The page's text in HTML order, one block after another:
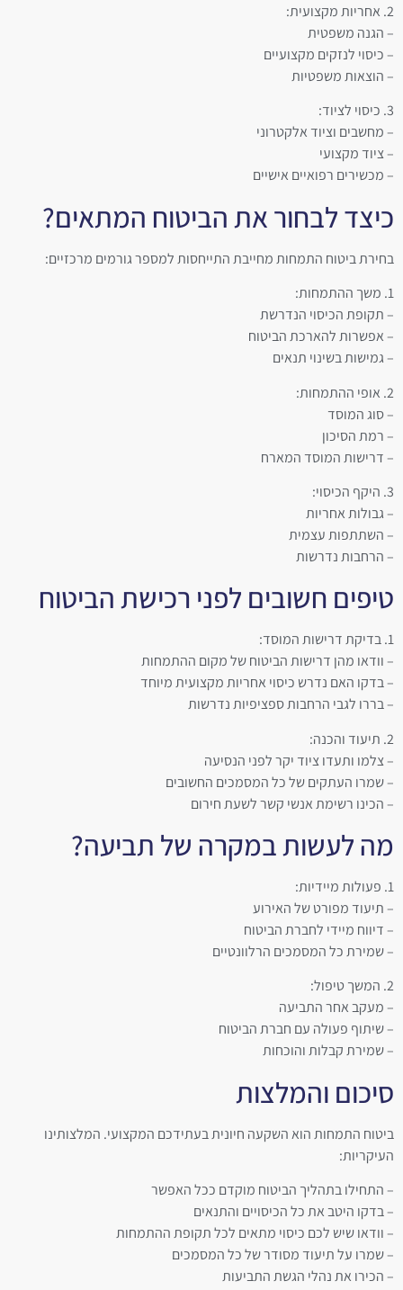
2. אחריות מקצועית:
– הגנה משפטית
– כיסוי לנזקים מקצועיים
– הוצאות משפטיות
3. כיסוי לציוד:
– מחשבים וציוד אלקטרוני
– ציוד מקצועי
– מכשירים רפואיים אישיים
כיצד לבחור את הביטוח המתאים?
בחירת ביטוח התמחות מחייבת התייחסות למספר גורמים מרכזיים:
1. משך ההתמחות:
– תקופת הכיסוי הנדרשת
– אפשרות להארכת הביטוח
– גמישות בשינוי תנאים
2. אופי ההתמחות:
– סוג המוסד
– רמת הסיכון
– דרישות המוסד המארח
3. היקף הכיסוי:
– גבולות אחריות
– השתתפות עצמית
– הרחבות נדרשות
טיפים חשובים לפני רכישת הביטוח
1. בדיקת דרישות המוסד:
– וודאו מהן דרישות הביטוח של מקום ההתמחות
– בדקו האם נדרש כיסוי אחריות מקצועית מיוחד
– בררו לגבי הרחבות ספציפיות נדרשות
2. תיעוד והכנה:
– צלמו ותעדו ציוד יקר לפני הנסיעה
– שמרו העתקים של כל המסמכים החשובים
– הכינו רשימת אנשי קשר לשעת חירום
מה לעשות במקרה של תביעה?
1. פעולות מיידיות:
– תיעוד מפורט של האירוע
– דיווח מיידי לחברת הביטוח
– שמירת כל המסמכים הרלוונטיים
2. המשך טיפול:
– מעקב אחר התביעה
– שיתוף פעולה עם חברת הביטוח
– שמירת קבלות והוכחות
סיכום והמלצות
ביטוח התמחות הוא השקעה חיונית בעתידכם המקצועי. המלצותינו
העיקריות:
– התחילו בתהליך הביטוח מוקדם ככל האפשר
– בדקו היטב את כל הכיסויים והתנאים
– וודאו שיש לכם כיסוי מתאים לכל תקופת ההתמחות
– שמרו על תיעוד מסודר של כל המסמכים
– הכירו את נהלי הגשת התביעות